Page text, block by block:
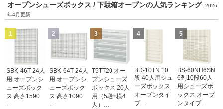
オープンシューズボックス / 下駄箱オープンの人気ランキング
2026
年4月更新
1
SBK-46T 24人
用 オープンシ
ューズボック
ス 高さ1590
…
2
SBK-64T 24人
用 オープンシ
ューズボック
ス 高さ1090
…
3
T5TT20 オー
プンシューズ
ボックス 20人
用（5段×横4
人）…
4
BD-10TN 10
段 40人用シュ
ーズボックス
オープンタイ
プ …
5
BS-60NH6SN
6列10段60人
用シューズボ
ックス オープ
ンタイプ…